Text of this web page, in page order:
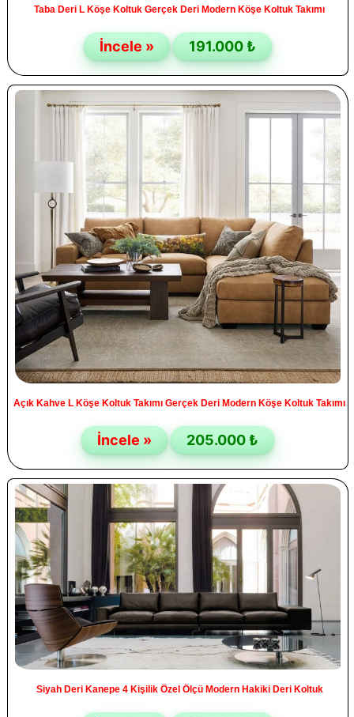
Taba Deri L Köşe Koltuk Gerçek Deri Modern Köşe Koltuk Takımı
İncele » 191.000 ₺
Açık Kahve L Köşe Koltuk Takımı Gerçek Deri Modern Köşe Koltuk Takımı
İncele » 205.000 ₺
Siyah Deri Kanepe 4 Kişilik Özel Ölçü Modern Hakiki Deri Koltuk